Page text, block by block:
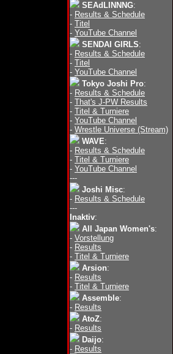
SEAdLINNNG:
- Results & Schedule
- Titel
- YouTube Channel
SENDAI GIRLS:
- Results & Schedule
- Titel
- YouTube Channel
Tokyo Joshi Pro:
- Results & Schedule
- That's J-PW Results
- Titel & Turniere
- YouTube Channel
- Wrestle Universe (Stream)
WAVE:
- Results & Schedule
- Titel & Turniere
- YouTube Channel
---
Joshi Misc:
- Results & Schedule
---
Inaktiv:
All Japan Women's:
- Vorstellung
- Results
- Titel & Turniere
Arsion:
- Results
- Titel & Turniere
Assemble:
- Results
AtoZ:
- Results
Daijo:
- Results